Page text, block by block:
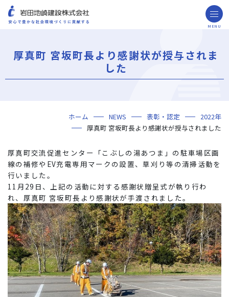
MENU
ごあいさつ
ミッション・ビジョン・社訓
会社概要
組織図
役員一覧
沿革
岩田地崎の歴史
事業所一覧
関連会社
プレスリリース
財務情報
岩田地崎建設のCM
3分でわかる岩田地崎建設
用途区分から探す
GISマップシステム
Niseko Project
プロジェクトレポート
技術・ソリューション
海外事業
NISEKO PROJECTS
閉じる
厚真町 宮坂町長より感謝状が授与されま
した
ホーム NEWS 表彰・認定
2022年
厚真町 宮坂町長より感謝状が授与されました
厚真町交流促進センター「こぶしの湯あつま」の駐車場区画
線の補修やEV充電専用マークの設置、草刈り等の清掃活動を
行いました。
11月29日、上記の活動に対する感謝状贈呈式が執り行わ
れ、厚真町 宮坂町長より感謝状が手渡されました。